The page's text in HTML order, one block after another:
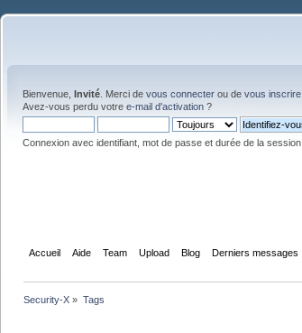
Bienvenue, Invité . Merci de vous connecter ou de vous inscrire
Avez-vous perdu votre e-mail d'activation ?
Connexion avec identifiant, mot de passe et durée de la session
Accueil Aide Team Upload Blog Derniers messages
Security-X » Tags